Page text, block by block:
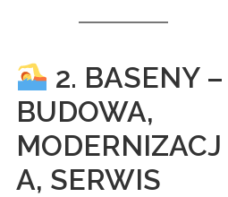
2. BASENY –
BUDOWA,
MODERNIZACJ
A, SERWIS